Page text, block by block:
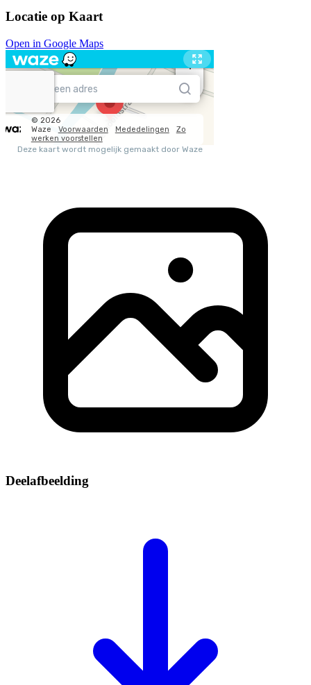
Locatie op Kaart
Open in Google Maps
Deelafbeelding